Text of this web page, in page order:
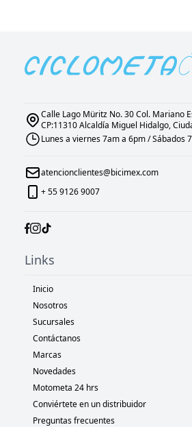
Calle Lago Müritz No. 30 Col. Mariano
CP:11310 Alcaldía Miguel Hidalgo,
Lunes a viernes 7am a 6pm / Sábados
atencionclientes@bicimex.com
+ 55 9126 9007
Links
Inicio
Nosotros
Sucursales
Contáctanos
Marcas
Novedades
Motometa 24 hrs
Conviértete en un distribuidor
Preguntas frecuentes